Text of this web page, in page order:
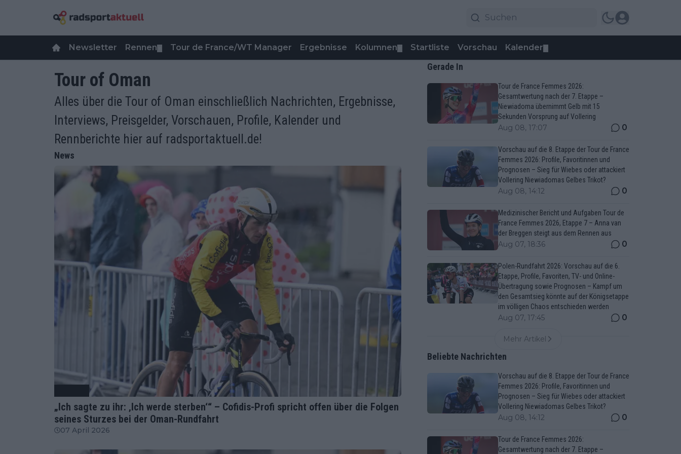
Newsletter Rennen Tour de France/WT Manager Ergebnisse Kolumnen Startliste Vorschau Kalender
Tour of Oman
Alles über die Tour of Oman einschließlich Nachrichten, Ergebnisse,
Interviews, Preisgelder, Vorschauen, Profile, Kalender und
Rennberichte hier auf radsportaktuell.de!
News
„Ich sagte zu ihr: ‚Ich werde sterben‘“ – Cofidis-Profi spricht offen über die Folgen
seines Sturzes bei der Oman-Rundfahrt
07 April 2026
Gerade In
Tour de France Femmes 2026:
Gesamtwertung nach der 7. Etappe –
Niewiadoma übernimmt Gelb mit 15
Sekunden Vorsprung auf Vollering
Aug 08, 17:07 0
Vorschau auf die 8. Etappe der Tour de France
Femmes 2026: Profile, Favoritinnen und
Prognosen – Sieg für Wiebes oder attackiert
Vollering Niewiadomas Gelbes Trikot?
Aug 08, 14:12 0
Medizinischer Bericht und Aufgaben Tour de
France Femmes 2026, Etappe 7 – Anna van
der Breggen steigt aus dem Rennen aus
Aug 07, 18:36 0
Polen-Rundfahrt 2026: Vorschau auf die 6.
Etappe, Profile, Favoriten, TV- und Online-
Übertragung sowie Prognosen – Kampf um
den Gesamtsieg könnte auf der Königsetappe
im völligen Chaos entschieden werden
Aug 07, 17:45 0
Mehr Artikel
Beliebte Nachrichten
Vorschau auf die 8. Etappe der Tour de France
Femmes 2026: Profile, Favoritinnen und
Prognosen – Sieg für Wiebes oder attackiert
Vollering Niewiadomas Gelbes Trikot?
Aug 08, 14:12 0
Tour de France Femmes 2026:
Gesamtwertung nach der 7. Etappe –